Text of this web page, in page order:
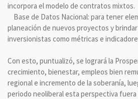
incorpora el modelo de contratos mixtos.
Base de Datos Nacional: para tener
planeación de nuevos proyectos y
inversionistas como métricas e
Con esto, puntualizó, se logrará la
crecimiento, bienestar, empleos bien
regional e incremento de la soberanía,
periodo neoliberal esta perspectiva fuera